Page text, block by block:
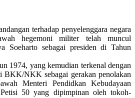
terhadap penyelenggara negara
hegemoni militer telah muncul
Soeharto sebagai presiden di Tahun
1974, yang kemudian terkenal dengan
BKK/NKK sebagai gerakan penolakan
Menteri Pendidkan Kebudayaan
50 yang dipimpinan oleh tokoh-